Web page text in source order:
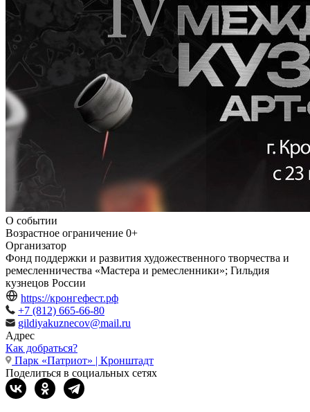
О событии
Возрастное ограничение 0+
Организатор
Фонд поддержки и развития художественного творчества и
ремесленничества «Мастера и ремесленники»; Гильдия
кузнецов России
https://кронгефест.рф
+7 (812) 665-66-80
gildiyakuznecov@mail.ru
Адрес
Как добраться?
Парк «Патриот» | Кронштадт
Поделиться в социальных сетях